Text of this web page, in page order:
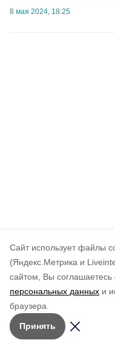
Cайт использует файлы
(Яндекс.Метрика и
сайтом, Вы соглашаетесь
персональных данных и
браузера.
Принять
8 мая 2024, 18:25